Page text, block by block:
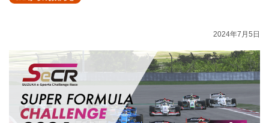
2024年7月5日